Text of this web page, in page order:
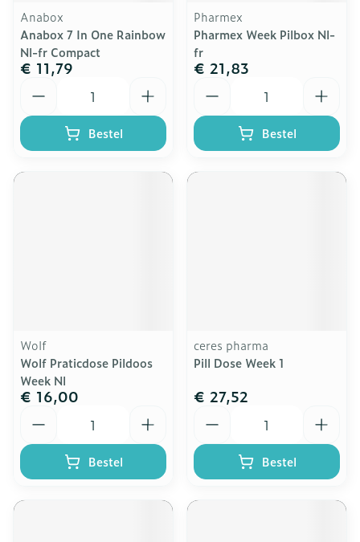
Anabox
Anabox 7 In One Rainbow
Nl-fr Compact
€ 11,79
Bestel
Pharmex
Pharmex Week Pilbox Nl-
fr
€ 21,83
Bestel
Wolf
Wolf Praticdose Pildoos
Week Nl
€ 16,00
Bestel
ceres pharma
Pill Dose Week 1
€ 27,52
Bestel